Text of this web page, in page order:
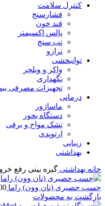
کنترل سلامت
فشارسنج
قند خون
پالس اکسیمتر
تب سنج
ترازو
توانبخشی
واکر و ویلچر
نگهداری
تجهیزات مصرفی
درمانی
ماساژور
دستگاه بخور
تشک مواج و برقی
ارتوپدی
زیبایی
بهداشتی
خانه بهداشتی گیره بینی رفع خروپف
چسب حصیری (نان وون) راما
بازگشت به محصولات